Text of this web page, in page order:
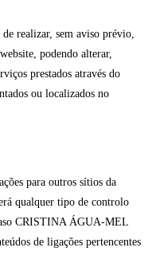
realizar, sem aviso prévio,
podendo alterar,
prestados através do
ou localizados no
para outros sítios da
qualquer tipo de controlo
CRISTINA ÁGUA-MEL
de ligações pertencentes